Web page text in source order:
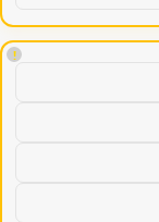
!